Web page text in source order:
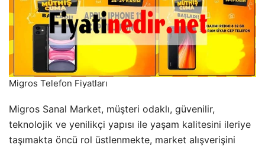
Migros Telefon Fiyatları
Migros Sanal Market, müşteri odaklı, güvenilir,
teknolojik ve yenilikçi yapısı ile yaşam kalitesini ileriye
taşımakta öncü rol üstlenmekte, market alışverişini